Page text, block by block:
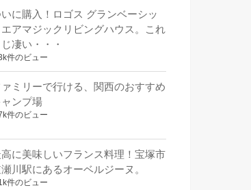
に購入！ロゴス グランベーシッ
エアマジックリビングハウス。これ
じ凄い・・・
件のビュー
ァミリーで行ける、関西のおすすめ
ャンプ場
件のビュー
に美味しいフランス料理！宝塚市
川駅にあるオーベルジーヌ。
件のビュー